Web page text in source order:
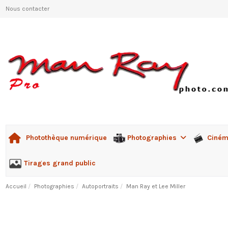
Nous contacter
Photothèque numérique Photographies
Tirages grand public
Accueil Photographies Autoportraits Man Ray et Lee Miller